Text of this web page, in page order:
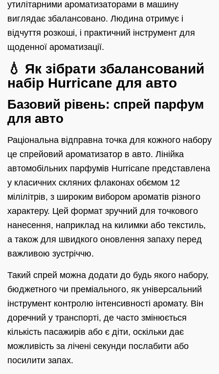
утилітарними ароматизаторами в машину
виглядає збалансовано. Людина отримує і
відчуття розкоші, і практичний інструмент для
щоденної ароматизації.
💧 Як зібрати збалансований
набір Hurricane для авто
Базовий рівень: спрей парфум
для авто
Раціональна відправна точка для кожного набору
це спрейовий ароматизатор в авто. Лінійка
автомобільних парфумів Hurricane представлена
у класичних скляних флаконах обємом 12
мілілітрів, з широким вибором ароматів різного
характеру. Цей формат зручний для точкового
нанесення, наприклад на килимки або текстиль,
а також для швидкого оновлення запаху перед
важливою зустріччю.
Такий спрей можна додати до будь якого набору,
бюджетного чи преміального, як універсальний
інструмент контролю інтенсивності аромату. Він
доречний у транспорті, де часто змінюється
кількість пасажирів або є діти, оскільки дає
можливість за лічені секунди послабити або
посилити запах.